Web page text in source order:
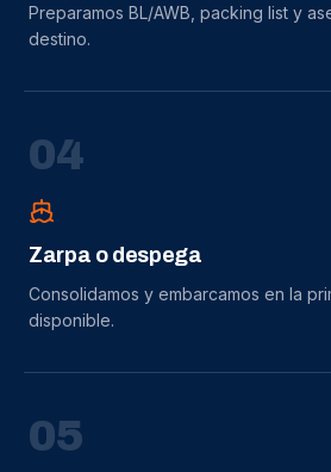
Preparamos BL/AWB, packing list y
destino.
04
Zarpa o despega
Consolidamos y embarcamos en la
disponible.
05